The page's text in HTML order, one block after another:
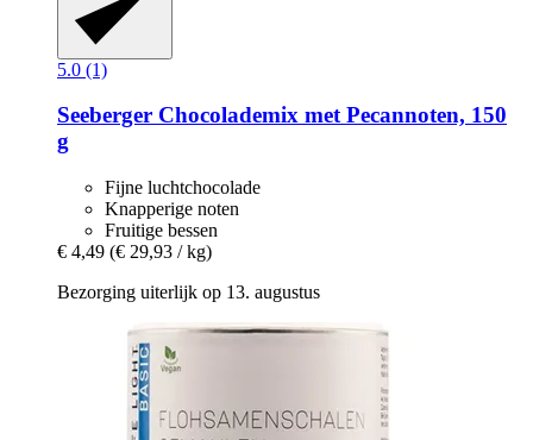
5.0 (1)
Seeberger Chocolademix met Pecannoten, 150
g
Fijne luchtchocolade
Knapperige noten
Fruitige bessen
€ 4,49 (€ 29,93 / kg)
Bezorging uiterlijk op 13. augustus